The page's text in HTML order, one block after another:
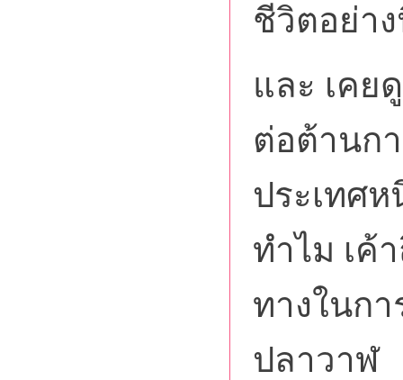
ชีวิตอย่า
และ เคย
ต่อต้านก
ประเทศห
ทำไม เค้
ทางในกา
ปลาวาฬ